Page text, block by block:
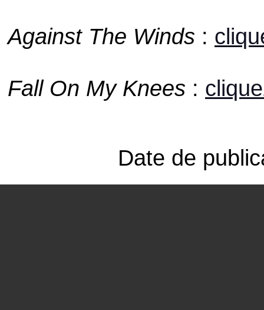
Against The Winds :
Fall On My Knees :
Date de